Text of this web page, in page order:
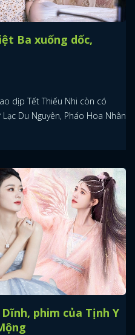
Ba xuống dốc,
dịp Tết Thiếu Nhi còn có
Du Nguyên, Pháo Hoa Nhân
phim của Tịnh Y